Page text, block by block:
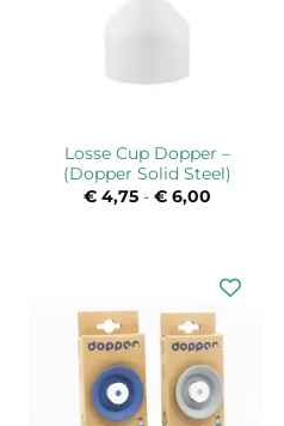
Losse Cup Dopper –
(Dopper Solid Steel)
€ 4,75 - € 6,00